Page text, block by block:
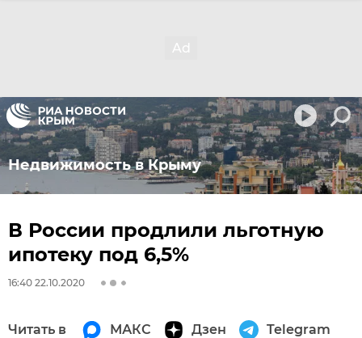
Недвижимость в Крыму
В России продлили льготную
ипотеку под 6,5%
16:40 22.10.2020
Читать в МАКС Дзен Telegram